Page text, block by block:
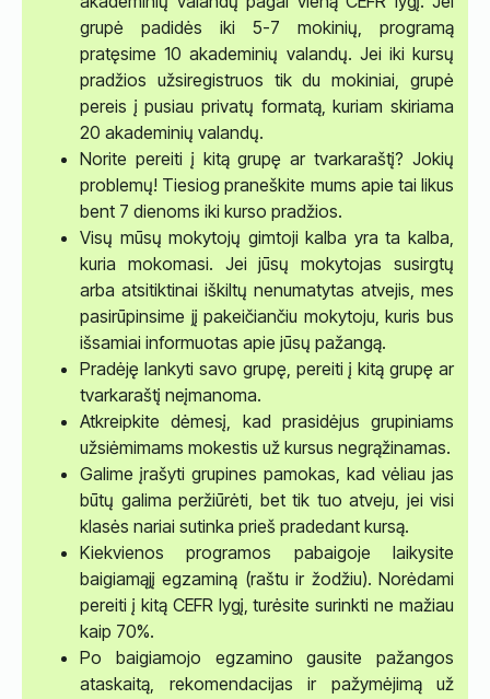
grupė padidės iki 5-7 mokinių, programą
pratęsime 10 akademinių valandų. Jei iki kursų
pradžios užsiregistruos tik du mokiniai, grupė
pereis į pusiau privatų formatą, kuriam skiriama
20 akademinių valandų.
Norite pereiti į kitą grupę ar tvarkaraštį? Jokių
problemų! Tiesiog praneškite mums apie tai likus
bent 7 dienoms iki kurso pradžios.
Visų mūsų mokytojų gimtoji kalba yra ta kalba,
kuria mokomasi. Jei jūsų mokytojas susirgtų
arba atsitiktinai iškiltų nenumatytas atvejis, mes
pasirūpinsime jį pakeičiančiu mokytoju, kuris bus
išsamiai informuotas apie jūsų pažangą.
Pradėję lankyti savo grupę, pereiti į kitą grupę ar
tvarkaraštį neįmanoma.
Atkreipkite dėmesį, kad prasidėjus grupiniams
užsiėmimams mokestis už kursus negrąžinamas.
Galime įrašyti grupines pamokas, kad vėliau jas
būtų galima peržiūrėti, bet tik tuo atveju, jei visi
klasės nariai sutinka prieš pradedant kursą.
Kiekvienos programos pabaigoje laikysite
baigiamąjį egzaminą (raštu ir žodžiu). Norėdami
pereiti į kitą CEFR lygį, turėsite surinkti ne mažiau
kaip 70%.
Po baigiamojo egzamino gausite pažangos
ataskaitą, rekomendacijas ir pažymėjimą už